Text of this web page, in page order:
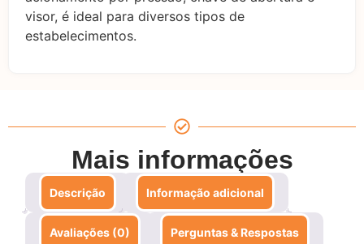
visor, é ideal para diversos tipos de
estabelecimentos.
Mais informações
Descrição Informação adicional
Avaliações (0) Perguntas & Respostas